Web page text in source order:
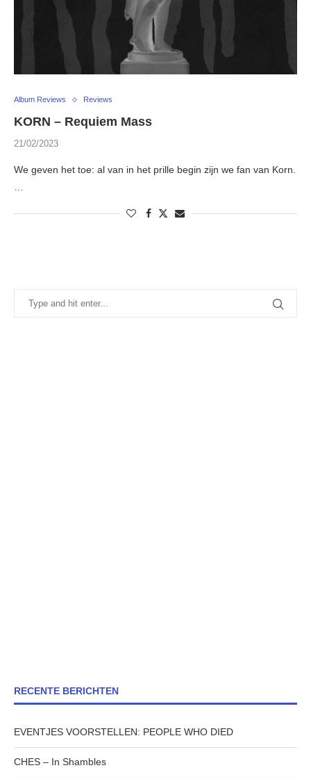
Album Reviews Reviews
KORN – Requiem Mass
21/02/2023
We geven het toe: al van in het prille begin zijn we fan van Korn.
…
RECENTE BERICHTEN
EVENTJES VOORSTELLEN: PEOPLE WHO DIED
CHES – In Shambles